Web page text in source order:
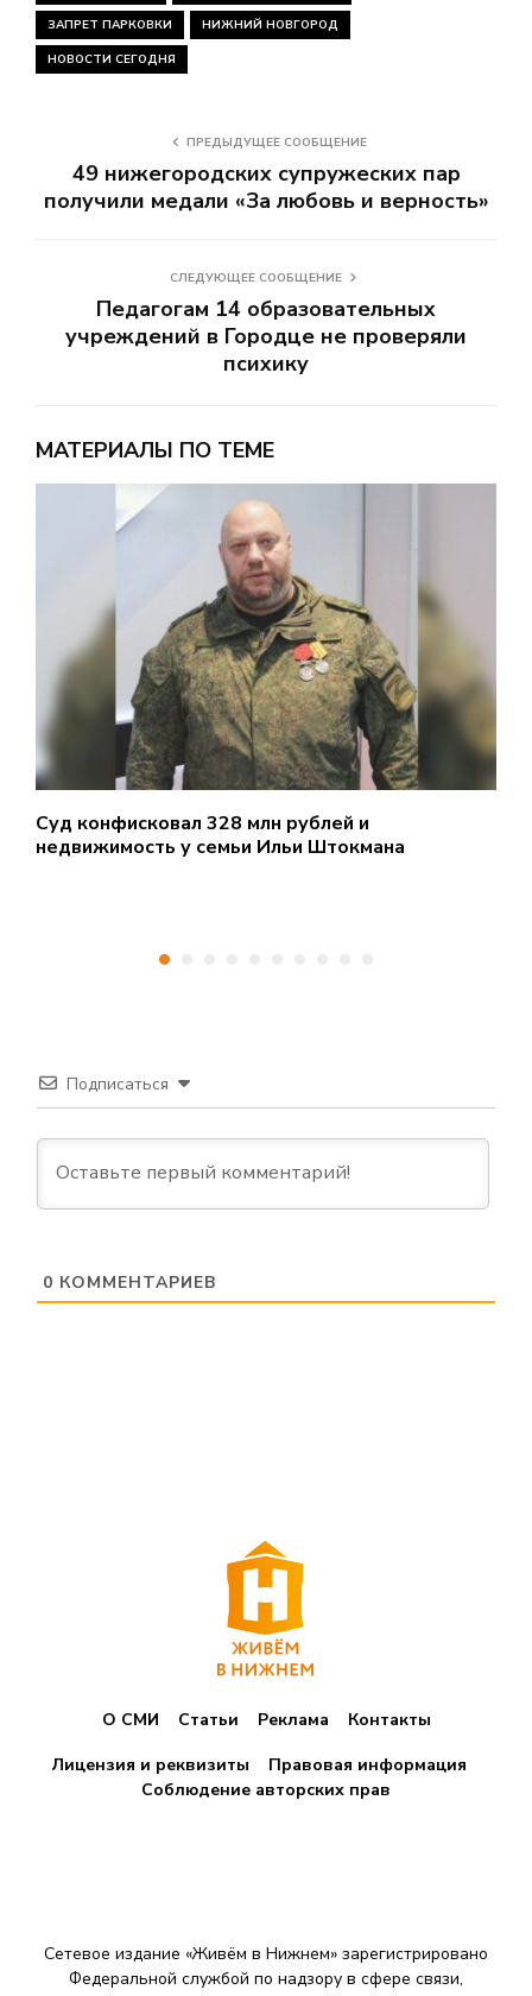
ЗАПРЕТ ПАРКОВКИ НИЖНИЙ НОВГОРОД
НОВОСТИ СЕГОДНЯ
ПРЕДЫДУЩЕЕ СООБЩЕНИЕ
49 нижегородских супружеских пар
получили медали «За любовь и верность»
СЛЕДУЮЩЕЕ СООБЩЕНИЕ
Педагогам 14 образовательных
учреждений в Городце не проверяли
психику
МАТЕРИАЛЫ ПО ТЕМЕ
Суд конфисковал 328 млн рублей и
недвижимость у семьи Ильи Штокмана
Подписаться
0 КОММЕНТАРИЕВ
О СМИ Статьи Реклама
Контакты
Лицензия и реквизиты
Правовая информация
Соблюдение авторских прав
Сетевое издание «Живём в Нижнем» зарегистрировано
Федеральной службой по надзору в сфере связи,